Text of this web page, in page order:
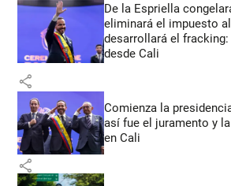
De la Espriella
eliminará el impuesto
desarrollará el
desde Cali
share
Comienza la
así fue el juramento y
en Cali
share